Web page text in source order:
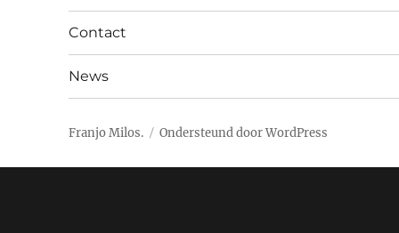
Contact
News
Franjo Milos. Ondersteund door WordPress